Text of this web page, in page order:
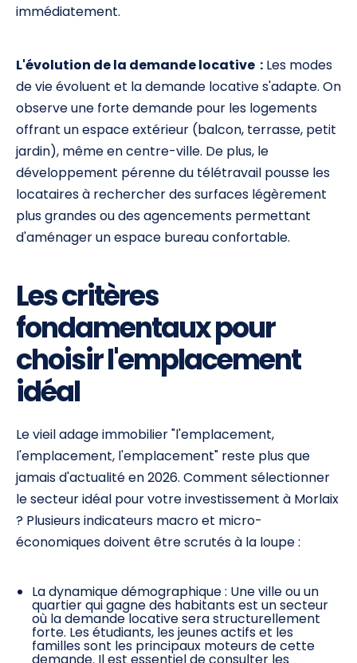
immédiatement.
L'évolution de la demande locative : Les modes
de vie évoluent et la demande locative s'adapte. On
observe une forte demande pour les logements
offrant un espace extérieur (balcon, terrasse, petit
jardin), même en centre-ville. De plus, le
développement pérenne du télétravail pousse les
locataires à rechercher des surfaces légèrement
plus grandes ou des agencements permettant
d'aménager un espace bureau confortable.
Les critères
fondamentaux pour
choisir l'emplacement
idéal
Le vieil adage immobilier "l'emplacement,
l'emplacement, l'emplacement" reste plus que
jamais d'actualité en 2026. Comment sélectionner
le secteur idéal pour votre investissement à Morlaix
? Plusieurs indicateurs macro et micro-
économiques doivent être scrutés à la loupe :
La dynamique démographique : Une ville ou un
quartier qui gagne des habitants est un secteur
où la demande locative sera structurellement
forte. Les étudiants, les jeunes actifs et les
familles sont les principaux moteurs de cette